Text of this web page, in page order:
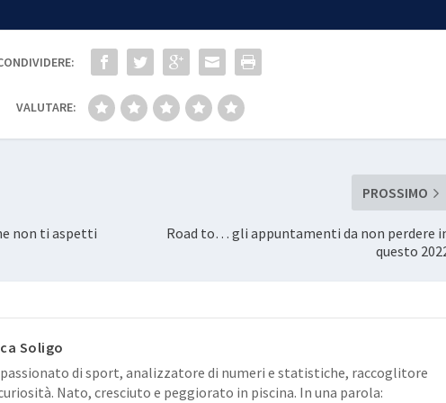
VALUTARE:
non ti aspetti
PROSSIMO
Road to… gli appuntamenti da non perdere
questo
Soligo
di sport, analizzatore di numeri e statistiche, raccoglitore
Nato, cresciuto e peggiorato in piscina. In una parola: